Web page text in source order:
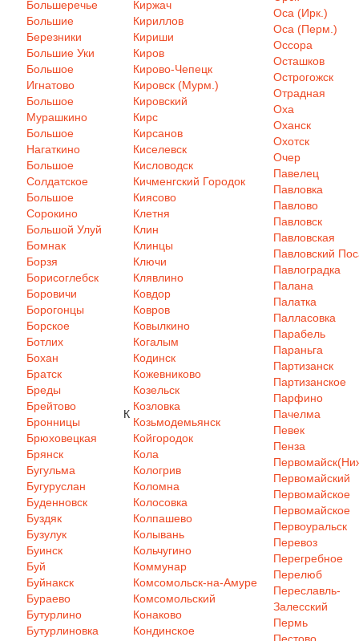
Большеречье
Большие
Березники
Большие Уки
Большое
Игнатово
Большое
Мурашкино
Большое
Нагаткино
Большое
Солдатское
Большое
Сорокино
Большой Улуй
Бомнак
Борзя
Борисоглебск
Боровичи
Борогонцы
Борское
Ботлих
Бохан
Братск
Бреды
Брейтово
Бронницы
Брюховецкая
Брянск
Бугульма
Бугуруслан
Буденновск
Буздяк
Бузулук
Буинск
Буй
Буйнакск
Бураево
Бутурлино
Бутурлиновка
К
Киржач
Кириллов
Кириши
Киров
Кирово-Чепецк
Кировск (Мурм.)
Кировский
Кирс
Кирсанов
Киселевск
Кисловодск
Кичменгский Городок
Киясово
Клетня
Клин
Клинцы
Ключи
Клявлино
Ковдор
Ковров
Ковылкино
Когалым
Кодинск
Кожевниково
Козельск
Козловка
Козьмодемьянск
Койгородок
Кола
Кологрив
Коломна
Колосовка
Колпашево
Колывань
Кольчугино
Коммунар
Комсомольск-на-Амуре
Комсомольский
Конаково
Кондинское
Оса (Ирк.)
Оса (Перм.)
Оссора
Осташков
Острогожск
Отрадная
Оха
Оханск
Охотск
Очер
Павелец
Павловка
Павлово
Павловск
Павловская
Павловский
Павлоградка
Палана
Палатка
Палласовка
Парабель
Параньга
Партизанск
Партизанское
Парфино
Пачелма
Певек
Пенза
Первомайский
Первомайское
Первомайское
Первоуральск
Перевоз
Перегребное
Перелюб
Переславль-
Залесский
Пермь